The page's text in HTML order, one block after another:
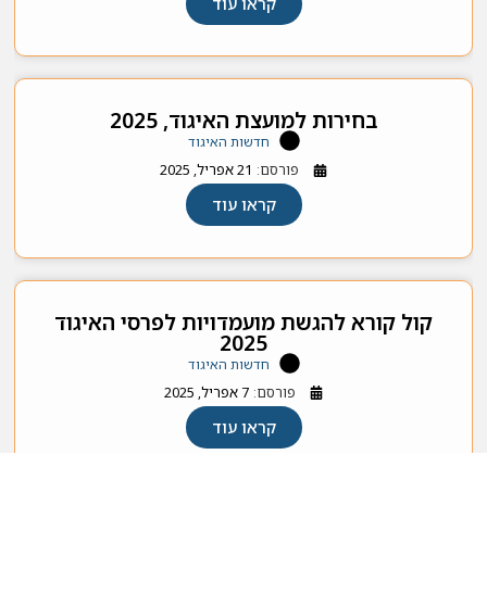
בחירות למועצת האיגוד, 2025
חדשות האיגוד
פורסם: 21 אפריל, 2025
קראו עוד
קול קורא להגשת מועמדויות לפרסי האיגוד
2025
חדשות האיגוד
פורסם: 7 אפריל, 2025
קראו עוד